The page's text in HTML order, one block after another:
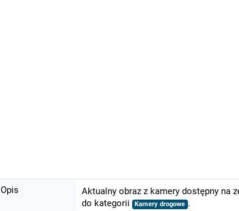
Opis
Aktualny obraz z kamery dostępny na
do kategorii
Kamery drogowe .